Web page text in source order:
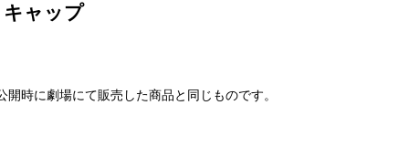
ャップ
時に劇場にて販売した商品と同じものです。